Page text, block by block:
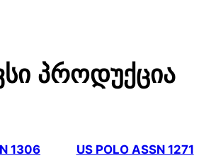
Პროდუქცია
1306
US POLO ASSN 1271